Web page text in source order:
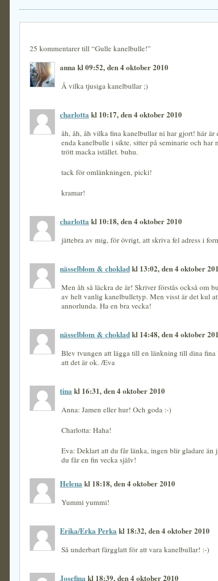
25 kommentarer till “Gulle kanelbulle!”
anna kl 09:52, den 4 oktober 2010
Å vilka tjusiga kanelbullar ;)
charlotta kl 10:17, den 4 oktober 2010
åh, åh, åh vilka fina kanelbullar ni har gjort! här är
enda kanelbulle i sikte, sitter på seminarie och har
trött macka istället. buhu.
tack för omlänkningen, picki!
kramar!
charlotta kl 10:18, den 4 oktober 2010
jättebra av mig, för övrigt, att skriva fel adress i
nässelblom & chokladkl 13:02, den 4 oktober
Men åh så läckra de är! Skriver förstås också om
av helt vanlig kanelbulletyp. Men visst är det kul
annorlunda. Ha en bra vecka!
nässelblom & chokladkl 14:48, den 4 oktober
Blev tvungen att lägga till en länkning till dina fina
att det är ok. /Eva
tina kl 16:31, den 4 oktober 2010
Anna: Jamen eller hur! Och goda :-)
Charlotta: Haha!
Eva: Deklart att du får länka, ingen blir gladare än
du får en fin vecka själv!
Helena kl 18:18, den 4 oktober 2010
Yummi yummi!
Erika/Erka Perka kl 18:32, den 4 oktober 2010
Så underbart färgglatt för att vara kanelbullar! :-)
Josefina kl 18:39, den 4 oktober 2010